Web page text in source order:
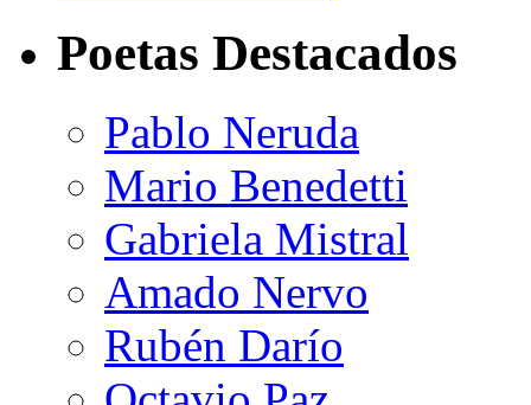
Poetas Destacados
Pablo Neruda
Mario Benedetti
Gabriela Mistral
Amado Nervo
Rubén Darío